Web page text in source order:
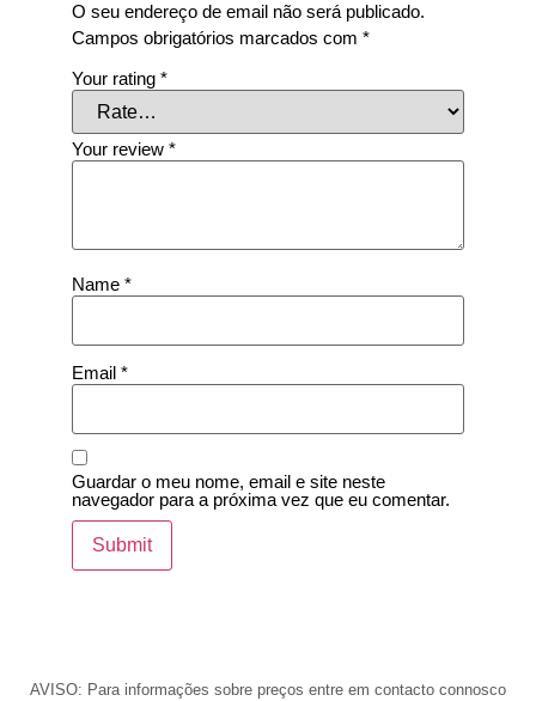
O seu endereço de email não será publicado.
Campos obrigatórios marcados com *
Your rating *
Your review *
Name *
Email *
Guardar o meu nome, email e site neste
navegador para a próxima vez que eu comentar.
AVISO: Para informações sobre preços entre em contacto connosco